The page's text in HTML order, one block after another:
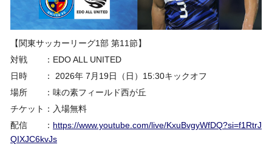
【関東サッカーリーグ1部 第11節】
対戦 ：EDO ALL UNITED
日時 ： 2026年 7月19日（日）15:30キックオフ
場所 ：味の素フィールド西が丘
チケット：入場無料
配信 ： https://www.youtube.com/live/KxuBvgyWfDQ?si=f1RtrJ
QIXJC6kvJs